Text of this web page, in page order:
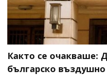
Както се очакваше:
българско въздушно